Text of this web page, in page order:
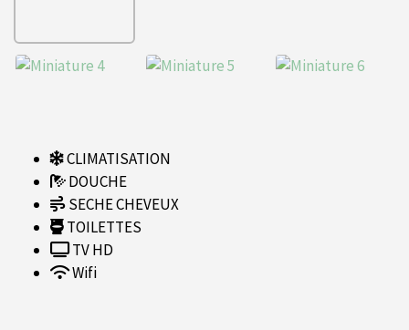
CLIMATISATION
DOUCHE
SECHE CHEVEUX
TOILETTES
TV HD
Wifi